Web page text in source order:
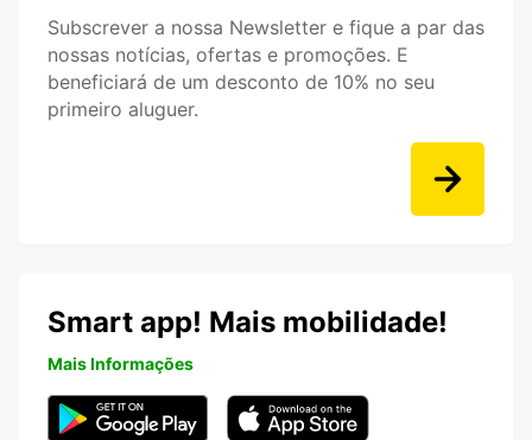
Subscrever a nossa Newsletter e fique a par das
nossas notícias, ofertas e promoções. E
beneficiará de um desconto de 10% no seu
primeiro aluguer.
Smart app! Mais mobilidade!
Mais Informações